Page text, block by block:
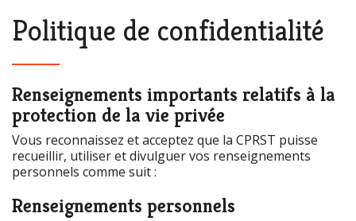
Politique de confidentialité
Renseignements importants relatifs à la
protection de la vie privée
Vous reconnaissez et acceptez que la CPRST puisse
recueillir, utiliser et divulguer vos renseignements
personnels comme suit :
Renseignements personnels